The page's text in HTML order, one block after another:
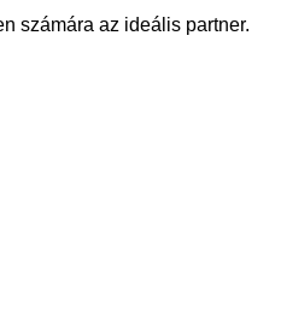
számára az ideális partner.